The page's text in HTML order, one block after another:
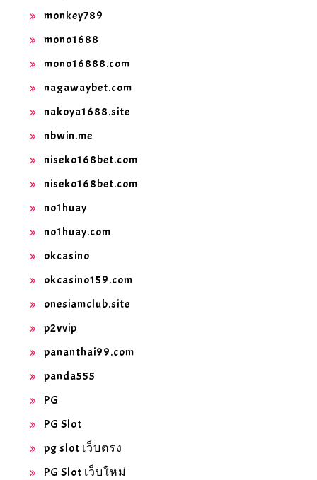
monkey789
mono1688
mono16888.com
nagawaybet.com
nakoya1688.site
nbwin.me
niseko168bet.com
niseko168bet.com
no1huay
no1huay.com
okcasino
okcasino159.com
onesiamclub.site
p2vvip
pananthai99.com
panda555
PG
PG Slot
pg slot เว็บตรง
PG Slot เว็บใหม่